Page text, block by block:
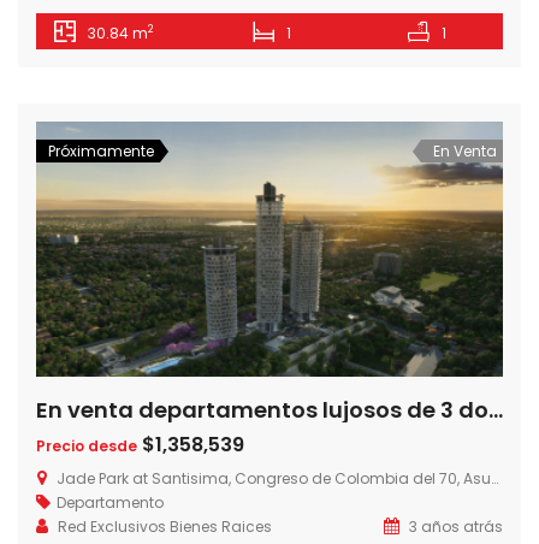
encuentro entre tu vida familiar, social y laboral.
Sustentable, flexible y moderno Inspirado en la
aportan frescura, concientización y una […]
30.84 m2 1 1
Próximamente En Venta
En venta departamentos lujosos de 3 dormitorios en Jade Park sobre Avda. Santisima Trinidad
Precio desde $1,358,539
Jade Park at Santisima, Congreso de Colombia del 70, Asunción, Paraguay
Departamento
Red Exclusivos Bienes Raices
3 años atrás